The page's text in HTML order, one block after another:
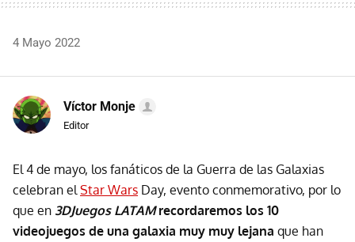
4 Mayo 2022
Víctor Monje
Editor
El 4 de mayo, los fanáticos de la Guerra de las Galaxias
celebran el Star Wars Day, evento conmemorativo, por lo
que en 3DJuegos LATAMrecordaremos los 10
videojuegos de una galaxia muy muy lejana que han